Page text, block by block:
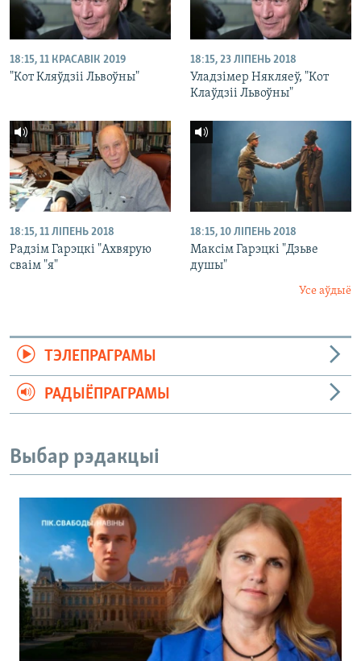
18:15, 11 КРАСАВІК 2019
"Кот Кляўдзіі Львоўны"
18:15, 23 ЛІПЕНЬ 2018
Уладзімер Някляеў, "Кот
Клаўдзіі Львоўны"
18:15, 11 ЛІПЕНЬ 2018
Радзім Гарэцкі "Ахвярую
сваім "я"
18:15, 10 ЛІПЕНЬ 2018
Максім Гарэцкі "Дзьве
душы"
Усе аўдыё
ТЭЛЕПРАГРАМЫ
РАДЫЁПРАГРАМЫ
Выбар рэдакцыі